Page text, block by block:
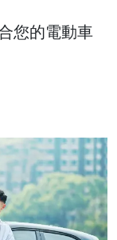
您的電動車